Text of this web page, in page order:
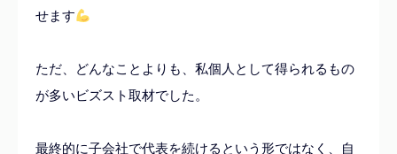
せます
ただ、どんなことよりも、私個人として得られるもの
が多いビズスト取材でした。
最終的に子会社で代表を続けるという形ではなく、自